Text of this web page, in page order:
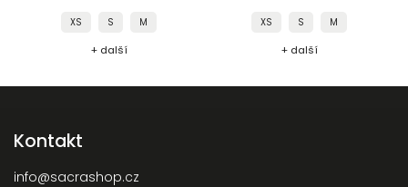
XS S M
+ další
XS S M
+ další
Kontakt
info@sacrashop.cz